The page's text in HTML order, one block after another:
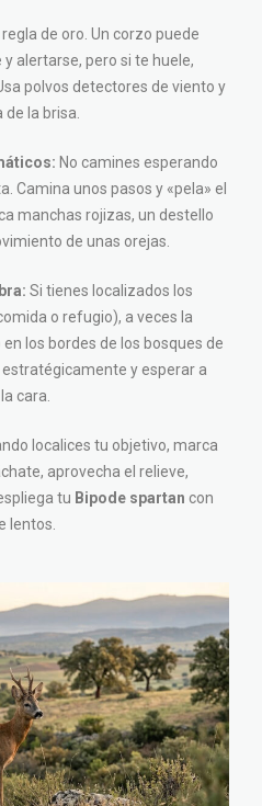
regla de oro. Un corzo puede
alertarse, pero si te huele,
polvos detectores de viento y
la brisa.
No camines esperando
Camina unos pasos y «pela» el
manchas rojizas, un destello
de unas orejas.
Si tienes localizados los
o refugio), a veces la
los bordes de los bosques de
y esperar a
cara.
localices tu objetivo, marca
aprovecha el relieve,
tu Bipode spartan con
lentos.